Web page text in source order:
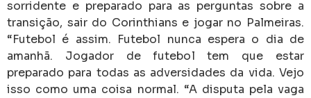
sorridente e preparado para as perguntas sobre a
transição, sair do Corinthians e jogar no Palmeiras.
“Futebol é assim. Futebol nunca espera o dia de
amanhã. Jogador de futebol tem que estar
preparado para todas as adversidades da vida. Vejo
isso como uma coisa normal. “A disputa pela vaga